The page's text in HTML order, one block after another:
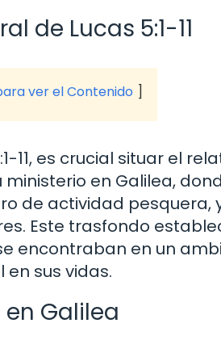
de Lucas 5:1-11
ver el Contenido
11, es crucial situar el
en Galilea,
de actividad pesquera,
Este trasfondo
encontraban en un
sus vidas.
Galilea